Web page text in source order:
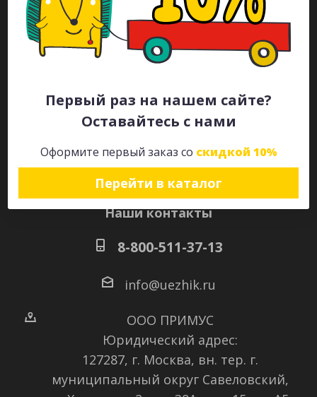
Первый раз на нашем сайте?
Оставайтесь с нами
Оформите первый заказ со скидкой 10%
Перейти в каталог
Каталог
Будьте всегда в курсе!
Наши контакты
8-800-511-37-13
info@uezhik.ru
ООО ПРИМУС
Юридический адрес:
127287, г. Москва, вн. тер. г.
муниципальный округ Савеловский,